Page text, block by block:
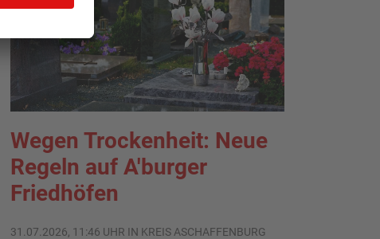
Wegen Trockenheit: Neue
Regeln auf A'burger
Friedhöfen
31.07.2026, 11:46 UHR IN KREIS ASCHAFFENBURG